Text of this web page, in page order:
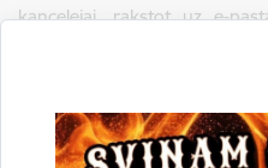
kancelejai, rakstot uz e-
sazinieties ar Valsts
atbildīgo speciālistu
Par personas datu